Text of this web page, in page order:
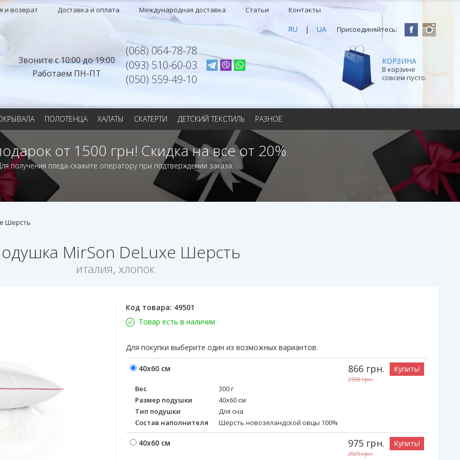
и возврат Доставка и оплата Международная доставка Статьи Контакты
RU | UA Присоединяйтесь:
Звоните с 10:00 до 19:00
Работаем ПН-ПТ
(068) 064-78-78
(093) 510-60-03
(050) 559-49-10
КОРЗИНА
В корзине
совсем пусто.
ПОЛОТЕНЦА ХАЛАТЫ СКАТЕРТИ ДЕТСКИЙ ТЕКСТИЛЬ РАЗНОЕ
от 1500 грн! Скидка на все от 20%
получения пледа-скажите оператору при подтверждении заказа.
Шерсть
MirSon DeLuxe Шерсть
италия, хлопок
Код товара: 49501
Товар есть в наличии
Для покупки выберите один из возможных вариантов.
40х60 см 866 грн.
2598грн.
Купить!
Вес
300 г
Размер подушки
40х60 см
Тип подушки
Для сна
Состав наполнителя
Шерсть новозеландской овцы 100%
40х60 см 975 грн.
2925грн.
Купить!